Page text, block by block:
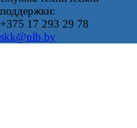
поддержки:
+375 17 293 29 78
skk@nlb.by